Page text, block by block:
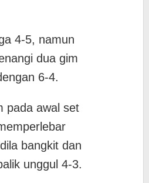
4-5, namun
dua gim
6-4.
pada awal set
bangkit dan
unggul 4-3.